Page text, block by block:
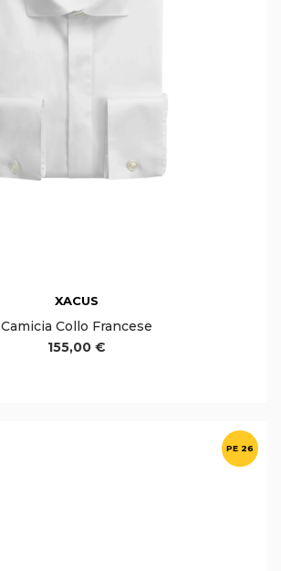
XACUS
Camicia Collo Francese
155,00 €
PE 26